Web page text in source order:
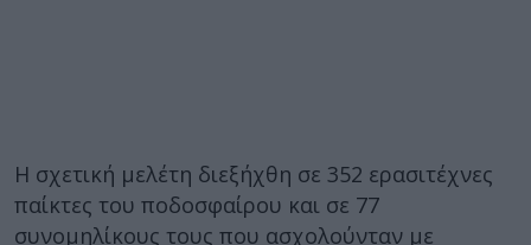
Η σχετική μελέτη διεξήχθη σε 352 ερασιτέχνες
παίκτες του ποδοσφαίρου και σε 77
συνομηλίκους τους που ασχολούνταν με